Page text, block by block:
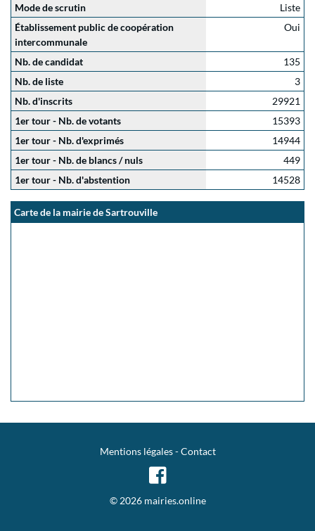
Mode de scrutin
Liste
Établissement public de coopération
intercommunale
Oui
Nb. de candidat
135
Nb. de liste
3
Nb. d'inscrits
29921
1er tour - Nb. de votants
15393
1er tour - Nb. d'exprimés
14944
1er tour - Nb. de blancs / nuls
449
1er tour - Nb. d'abstention
14528
Carte de la mairie de Sartrouville
Mentions légales-Contact
© 2026 mairies.online